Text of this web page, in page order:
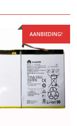
AANBIEDING!